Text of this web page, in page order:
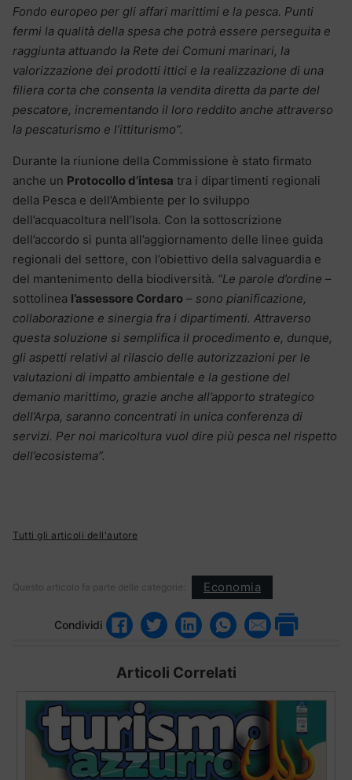
Fondo europeo per gli affari marittimi e la pesca. Punti
fermi la qualità della spesa che potrà essere perseguita e
raggiunta attuando la Rete dei Comuni marinari, la
valorizzazione dei prodotti ittici e la realizzazione di una
filiera corta che consenta la vendita diretta da parte del
pescatore, incrementando il loro reddito anche attraverso
la pescaturismo e l’ittiturismo”.
Durante la riunione della Commissione è stato firmato
anche un Protocollo d’intesa tra i dipartimenti regionali
della Pesca e dell’Ambiente per lo sviluppo
dell’acquacoltura nell’Isola. Con la sottoscrizione
dell’accordo si punta all’aggiornamento delle linee guida
regionali del settore, con l’obiettivo della salvaguardia e
del mantenimento della biodiversità. “Le parole d’ordine –
sottolinea l’assessore Cordaro – sono pianificazione,
collaborazione e sinergia fra i dipartimenti. Attraverso
questa soluzione si semplifica il procedimento e, dunque,
gli aspetti relativi al rilascio delle autorizzazioni per le
valutazioni di impatto ambientale e la gestione del
demanio marittimo, grazie anche all’apporto strategico
dell’Arpa, saranno concentrati in unica conferenza di
servizi. Per noi maricoltura vuol dire più pesca nel rispetto
dell’ecosistema”.
Tutti gli articoli dell'autore
Questo articolo fa parte delle categorie: Economia
Condividi
Articoli Correlati